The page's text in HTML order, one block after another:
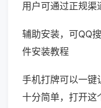
用户可通过正规渠
辅助安装，可QQ
件安装教程
手机打牌可以一键
十分简单，打开这